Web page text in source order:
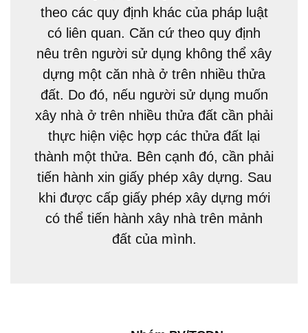
theo các quy định khác của pháp luật
có liên quan. Căn cứ theo quy định
nêu trên người sử dụng không thể xây
dựng một căn nhà ở trên nhiều thửa
đất. Do đó, nếu người sử dụng muốn
xây nhà ở trên nhiều thửa đất cần phải
thực hiện việc hợp các thửa đất lại
thành một thửa. Bên cạnh đó, cần phải
tiến hành xin giấy phép xây dựng. Sau
khi được cấp giấy phép xây dựng mới
có thể tiến hành xây nhà trên mảnh
đất của mình.